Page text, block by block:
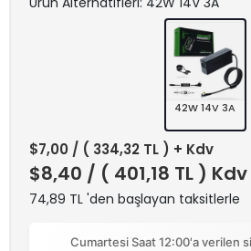
42W 14V 3A
$7,00 / ( 334,32 TL ) + Kdv
$8,40 / ( 401,18 TL )
74,89 TL 'den başlayan taksitlerle
Cumartesi Saat 12:00'a verilen